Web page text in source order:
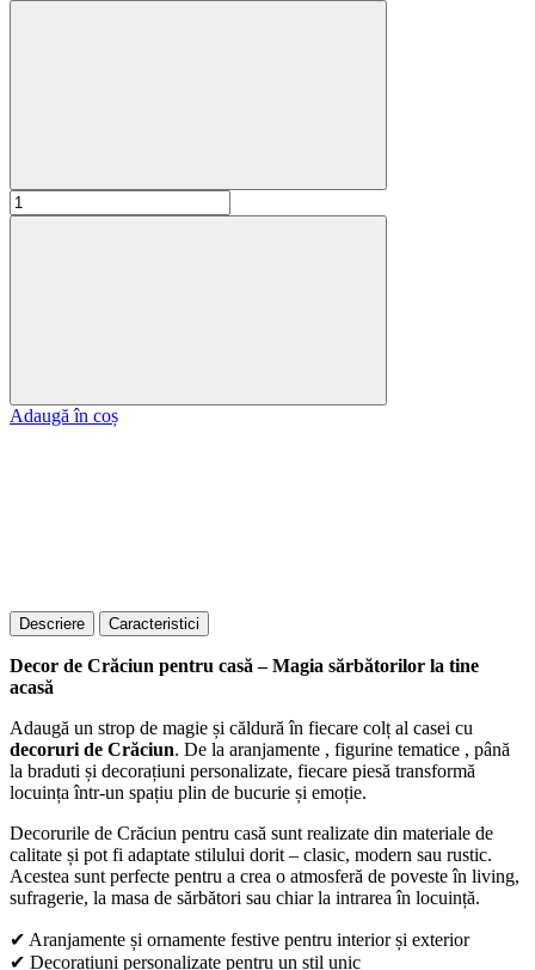
Adaugă în coș
Descriere Caracteristici
Decor de Crăciun pentru casă – Magia sărbătorilor la tine
acasă
Adaugă un strop de magie și căldură în fiecare colț al casei cu
decoruri de Crăciun. De la aranjamente , figurine tematice , până
la braduti și decorațiuni personalizate, fiecare piesă transformă
locuința într-un spațiu plin de bucurie și emoție.
Decorurile de Crăciun pentru casă sunt realizate din materiale de
calitate și pot fi adaptate stilului dorit – clasic, modern sau rustic.
Acestea sunt perfecte pentru a crea o atmosferă de poveste în living,
sufragerie, la masa de sărbători sau chiar la intrarea în locuință.
✔ Aranjamente și ornamente festive pentru interior și exterior
✔ Decorațiuni personalizate pentru un stil unic